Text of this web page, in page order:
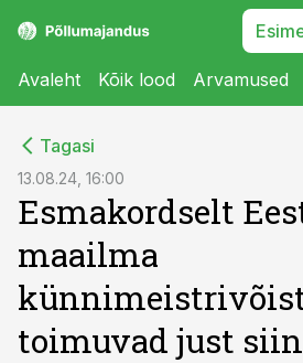
Avaleht Kõik lood Arvamused
Tagasi
13.08.24, 16:00
Esmakordselt
maailma
toimuvad just siin